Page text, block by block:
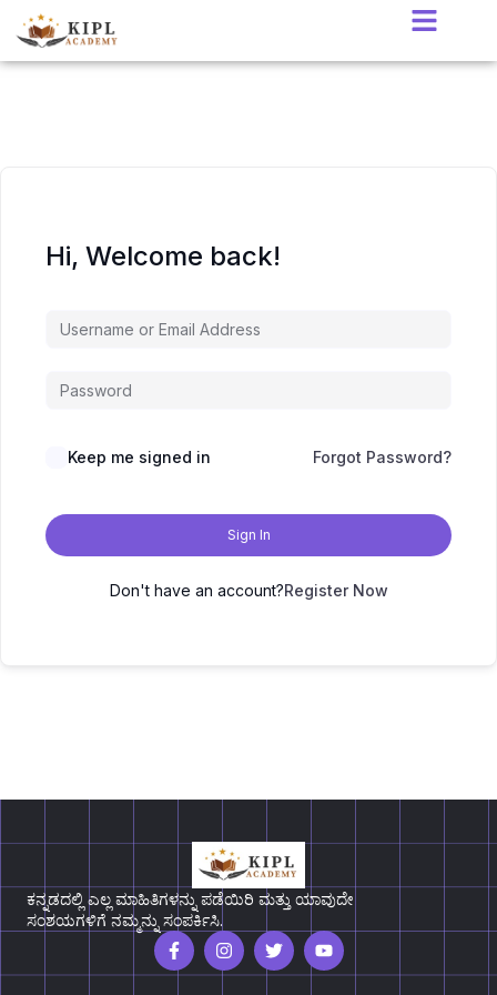
Hi, Welcome back!
Keep me signed in Forgot Password?
Sign In
Don't have an account?Register Now
ಕನ್ನಡದಲ್ಲಿ ಎಲ್ಲ ಮಾಹಿತಿಗಳನ್ನು ಪಡೆಯಿರಿ ಮತ್ತು ಯಾವುದೇ
ಸಂಶಯಗಳಿಗೆ ನಮ್ಮನ್ನು ಸಂಪರ್ಕಿಸಿ.